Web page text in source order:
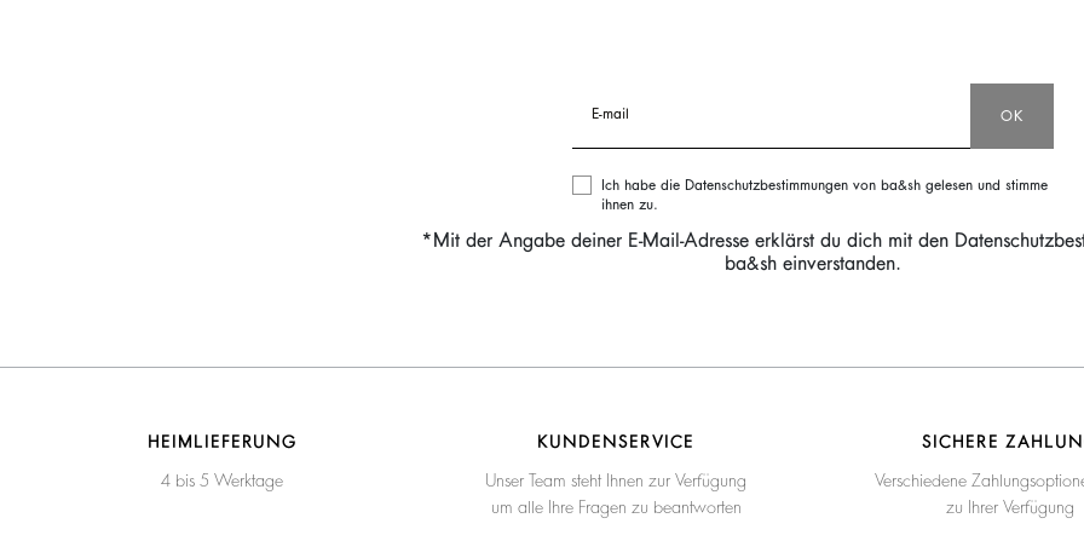
OK
e-mail
Ich habe die Datenschutzbestimmungen von ba&sh gelesen und stimme
ihnen zu.
*Mit der Angabe deiner E-Mail-Adresse erklärst du dich mit den
ba&sh einverstanden.
HEIMLIEFERUNG
4 bis 5 Werktage
KUNDENSERVICE
Unser Team steht Ihnen zur Verfügung
um alle Ihre Fragen zu beantworten
SICHERE
Verschiedene
zu Ihrer Verfügung